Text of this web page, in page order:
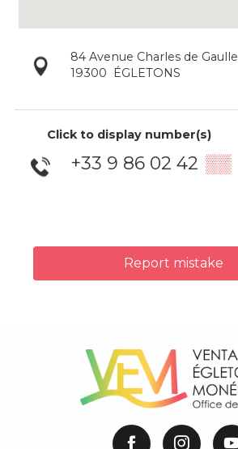
84 Avenue Charles de Gaulle
19300
ÉGLETONS
Click to display number(s)
+33 9 86 02 42 ▒▒
Report mistake